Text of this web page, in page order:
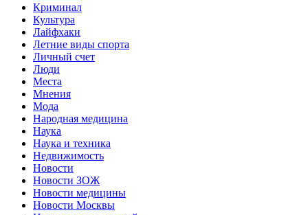
Криминал
Культура
Лайфхаки
Летние виды спорта
Личный счет
Люди
Места
Мнения
Мода
Народная медицина
Наука
Наука и техника
Недвижимость
Новости
Новости ЗОЖ
Новости медицины
Новости Москвы